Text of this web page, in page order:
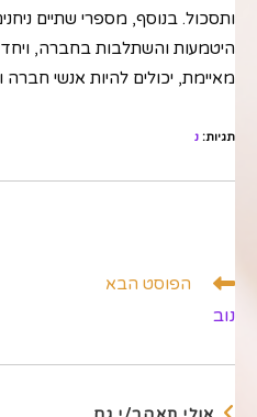
ותסכול. בנוסף, מספרי שתיים
היטמעות והשתלבות בחברה, ויחד
מאיימת, יכולים להיות אנשי חברה
תגיות: נ
הפוסט הבא
נוב